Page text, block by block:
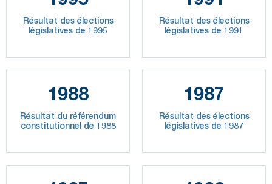
Résultat des élections
législatives de 1995
Résultat des élections
législatives de 1991
1988
Résultat du référendum
constitutionnel de 1988
1987
Résultat des élections
législatives de 1987